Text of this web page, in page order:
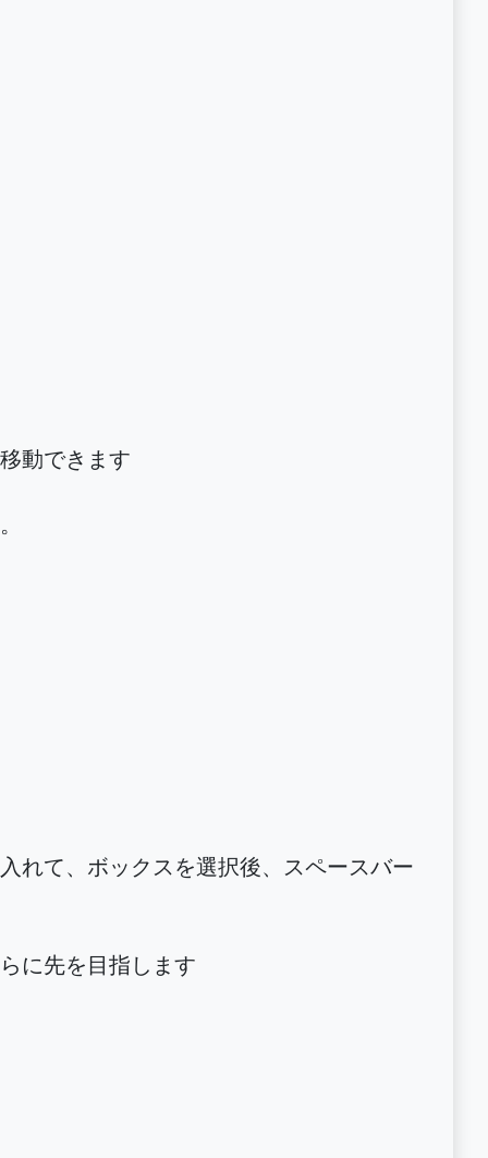
動できます
れて、ボックスを選択後、スペースバー
に先を目指します